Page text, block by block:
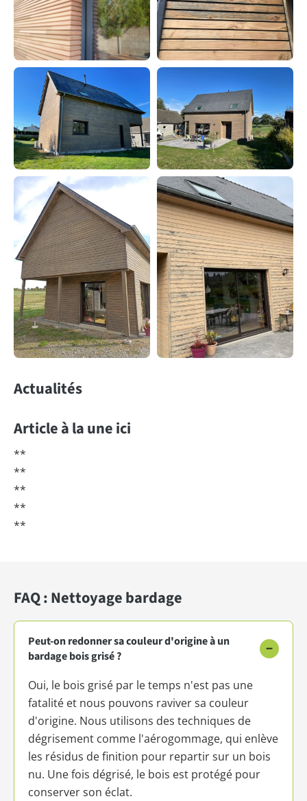
Actualités
Article à la une ici
**
**
**
**
**
FAQ : Nettoyage bardage
Peut-on redonner sa couleur d'origine à un
bardage bois grisé ?
−
Oui, le bois grisé par le temps n'est pas une
fatalité et nous pouvons raviver sa couleur
d'origine. Nous utilisons des techniques de
dégrisement comme l'aérogommage, qui enlève
les résidus de finition pour repartir sur un bois
nu. Une fois dégrisé, le bois est protégé pour
conserver son éclat.